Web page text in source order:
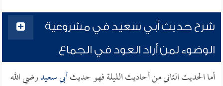
شرح حديث أبي سعيد في مشروعية
الوضوء لمن أراد العود في الجماع
أما الحديث الثاني من أحاديث الليلة فهو حديثأبي سعيدرضي الله